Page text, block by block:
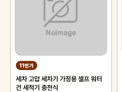
11번가
세차 고압 세차기 가정용 셀프 워터
건 세척기 충전식